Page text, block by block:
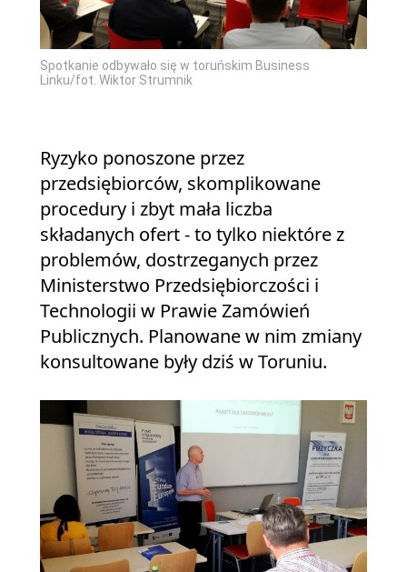
Spotkanie odbywało się w toruńskim Business
Linku/fot. Wiktor Strumnik
Ryzyko ponoszone przez
przedsiębiorców, skomplikowane
procedury i zbyt mała liczba
składanych ofert - to tylko niektóre z
problemów, dostrzeganych przez
Ministerstwo Przedsiębiorczości i
Technologii w Prawie Zamówień
Publicznych. Planowane w nim zmiany
konsultowane były dziś w Toruniu.